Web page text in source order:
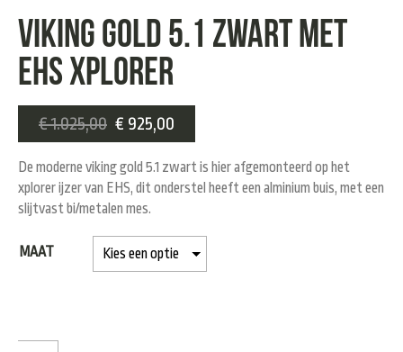
Viking gold 5.1 zwart met
EHS xplorer
€1.025,00 € 925,00
De moderne viking gold 5.1 zwart is hier afgemonteerd op het
xplorer ijzer van EHS, dit onderstel heeft een alminium buis, met een
slijtvast bi/metalen mes.
MAAT